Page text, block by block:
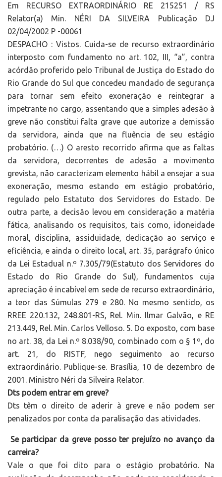
Em RECURSO EXTRAORDINÁRIO RE 215251 / RS
Relator(a) Min. NÉRI DA SILVEIRA Publicação DJ
02/04/2002 P -00061
DESPACHO : Vistos. Cuida-se de recurso extraordinário
interposto com fundamento no art. 102, III, “a”, contra
acórdão proferido pelo Tribunal de Justiça do Estado do
Rio Grande do Sul que concedeu mandado de segurança
para tornar sem efeito exoneração e reintegrar a
impetrante no cargo, assentando que a simples adesão à
greve não constitui falta grave que autorize a demissão
da servidora, ainda que na fluência de seu estágio
probatório. (…) O aresto recorrido afirma que as faltas
da servidora, decorrentes de adesão a movimento
grevista, não caracterizam elemento hábil a ensejar a sua
exoneração, mesmo estando em estágio probatório,
regulado pelo Estatuto dos Servidores do Estado. De
outra parte, a decisão levou em consideração a matéria
fática, analisando os requisitos, tais como, idoneidade
moral, disciplina, assiduidade, dedicação ao serviço e
eficiência, e ainda o direito local, art. 35, parágrafo único
da Lei Estadual n.º 7.305/79(Estatuto dos Servidores do
Estado do Rio Grande do Sul), fundamentos cuja
apreciação é incabível em sede de recurso extraordinário,
a teor das Súmulas 279 e 280. No mesmo sentido, os
RREE 220.132, 248.801-RS, Rel. Min. Ilmar Galvão, e RE
213.449, Rel. Min. Carlos Velloso. 5. Do exposto, com base
no art. 38, da Lei n.º 8.038/90, combinado com o § 1º, do
art. 21, do RISTF, nego seguimento ao recurso
extraordinário. Publique-se. Brasília, 10 de dezembro de
2001. Ministro Néri da Silveira Relator.
Dts podem entrar em greve?
Dts têm o direito de aderir à greve e não podem ser
penalizados por conta da paralisação das atividades.
Se participar da greve posso ter prejuízo no avanço da
carreira?
Vale o que foi dito para o estágio probatório. Na